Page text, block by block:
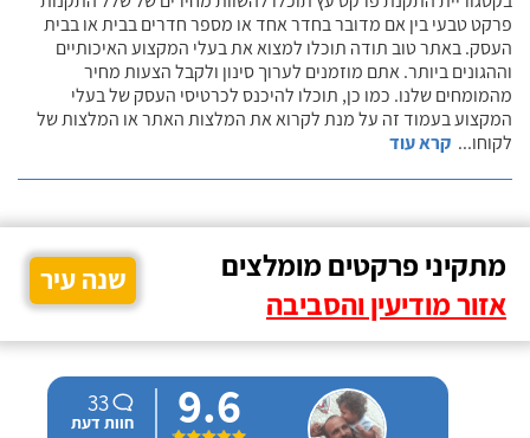
פרקט טבעי בין אם מדובר בחדר אחד או מספר חדרים בבית או בבית
העסק. באתר טוב תודה תוכלו למצוא את בעלי המקצוע האיכותיים
וההגונים ביותר. אתם מוזמנים לערוך סינון ולקבל הצעות מחיר
מהמומחים שלנו. כמו כן, תוכלו להיכנס לכרטיסי העסק של בעלי
המקצוע בעמוד זה על מנת לקרוא את המלצות האתר או המלצות של
לקוחו... קרא עוד
מתקיני פרקטים מומלצים
אזור מודיעין והסביבה
שנה עיר
9.6
33
חוות דעת